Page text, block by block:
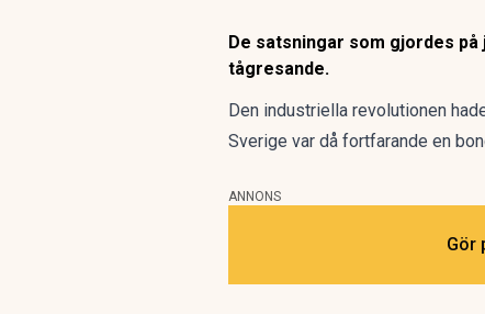
De satsningar som gjordes
tågresande.
Den industriella revolutionen
Sverige var då fortfarande en
ANNONS
Gör